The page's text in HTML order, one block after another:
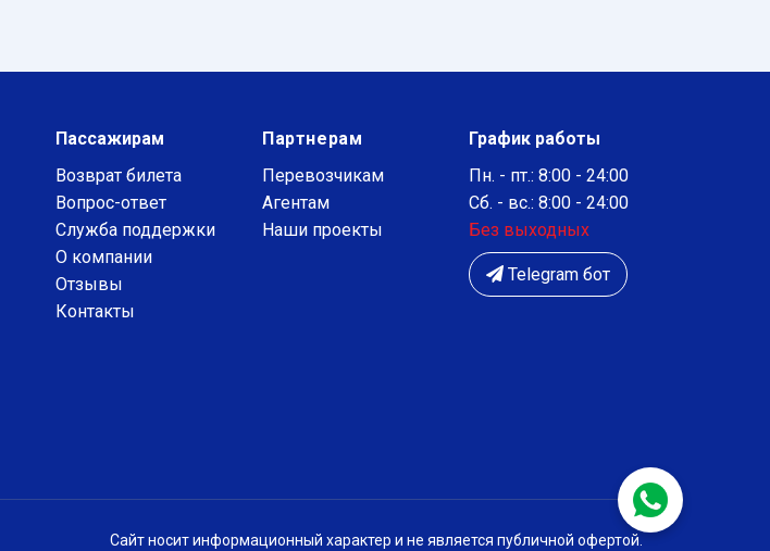
Пассажирам
Возврат билета
Вопрос-ответ
Служба поддержки
О компании
Отзывы
Контакты
Партнерам
Перевозчикам
Агентам
Наши проекты
График работы
Пн. - пт.: 8:00 - 24:00
Сб. - вс.: 8:00 - 24:00
Без выходных
Telegram бот
Сайт носит информационный характер и не является публичной офертой.